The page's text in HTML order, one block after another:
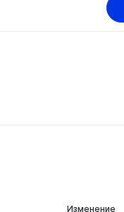
Изменение